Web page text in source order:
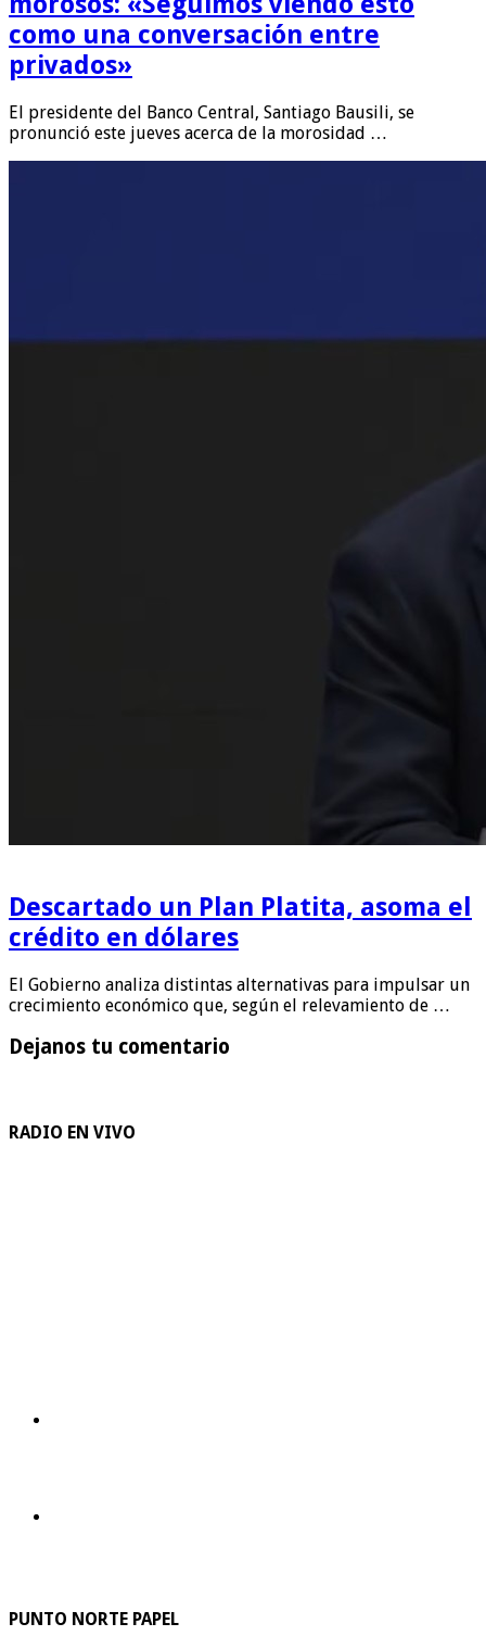
como una conversación entre
privados»
El presidente del Banco Central, Santiago Bausili, se
pronunció este jueves acerca de la morosidad …
Descartado un Plan Platita, asoma el
crédito en dólares
El Gobierno analiza distintas alternativas para impulsar un
crecimiento económico que, según el relevamiento de …
Dejanos tu comentario
RADIO EN VIVO
PUNTO NORTE PAPEL